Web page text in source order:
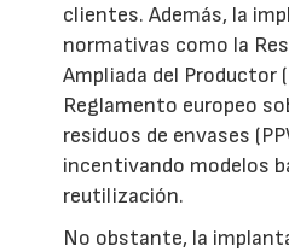
clientes. Además, la
normativas como la
Ampliada del Productor
Reglamento europeo
residuos de envases
incentivando modelos
reutilización.
No obstante, la